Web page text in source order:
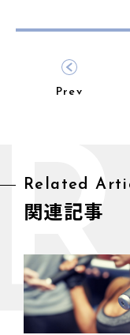
Prev
Related
関連記事